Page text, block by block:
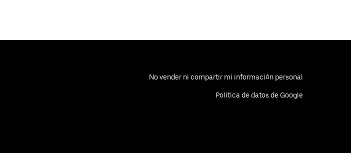
No vender ni compartir mi información personal
Política de datos de Google